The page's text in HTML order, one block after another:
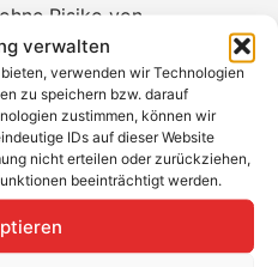
verwalten
verwenden wir Technologien
zu speichern bzw. darauf
zustimmen, können wir
IDs auf dieser Website
nicht erteilen oder zurückziehen,
beeinträchtigt werden.
Risiko von
gelingt dir schnell dank
–
effizient.
den Potentialausgleich in
NIRO-